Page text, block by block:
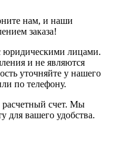
нам, и наши
заказа!
юридическими лицами.
и не являются
уточняйте у нашего
по телефону.
расчетный счет. Мы
для вашего удобства.